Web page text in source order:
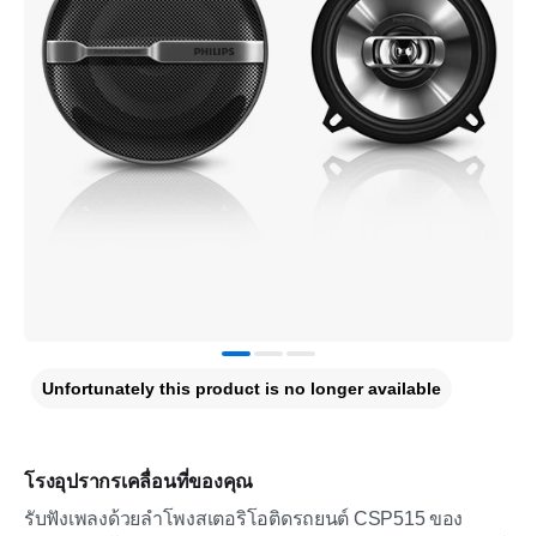
โรงอุปรากรเคลื่อนที่ของคุณ
รับฟังเพลงด้วยลำโพงสเตอริโอติดรถยนต์ CSP515 ของ
Unfortunately this product is no longer available